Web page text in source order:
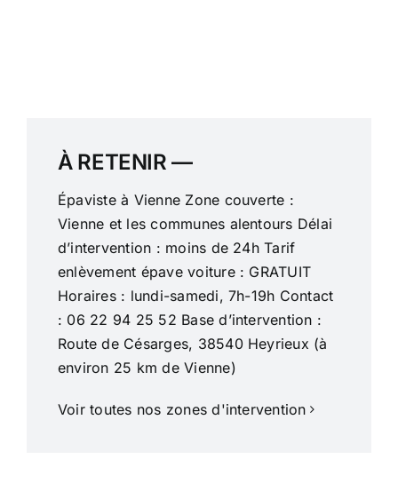
À RETENIR —
Épaviste à Vienne Zone couverte :
Vienne et les communes alentours Délai
d’intervention : moins de 24h Tarif
enlèvement épave voiture : GRATUIT
Horaires : lundi-samedi, 7h-19h Contact
: 06 22 94 25 52 Base d’intervention :
Route de Césarges, 38540 Heyrieux (à
environ 25 km de Vienne)
Voir toutes nos zones d'intervention